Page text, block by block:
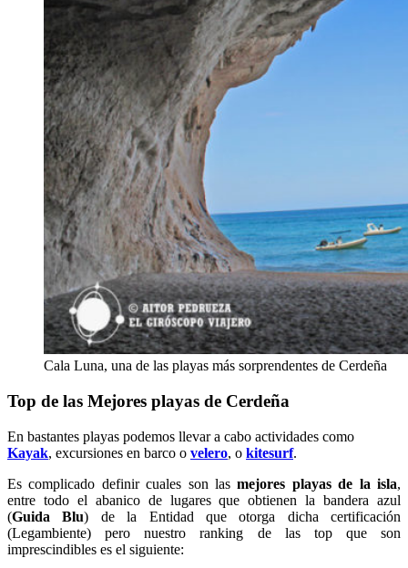
Cala Luna, una de las playas más sorprendentes de Cerdeña
Top de las Mejores playas de Cerdeña
En bastantes playas podemos llevar a cabo actividades como
Kayak, excursiones en barco o velero, o kitesurf.
Es complicado definir cuales son lasmejores playas de la isla,
entre todo el abanico de lugares que obtienen la bandera azul
(Guida Blu) de la Entidad que otorga dicha certificación
(Legambiente) pero nuestro ranking de las top que son
imprescindibles es el siguiente: